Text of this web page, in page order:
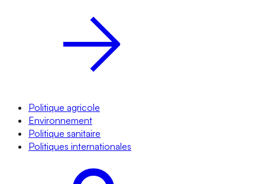
Politique agricole
Environnement
Politique sanitaire
Politiques internationales